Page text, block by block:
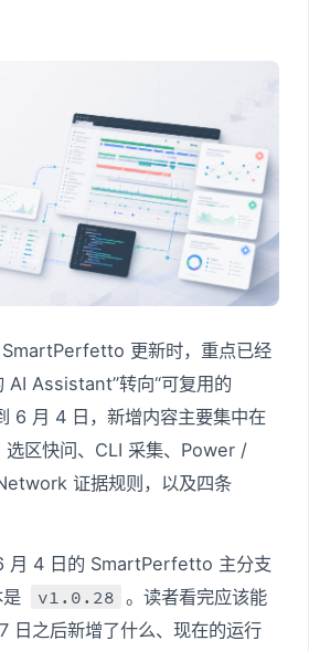
更新时，重点已经
Assistant”转向“可复用的
6 月 4 日，新增内容主要集中在
选区快问、CLI 采集、Power /
证据规则，以及四条
月 4 日的 SmartPerfetto 主分支
v1.0.28 。读者看完应该能
日之后新增了什么、现在的运行